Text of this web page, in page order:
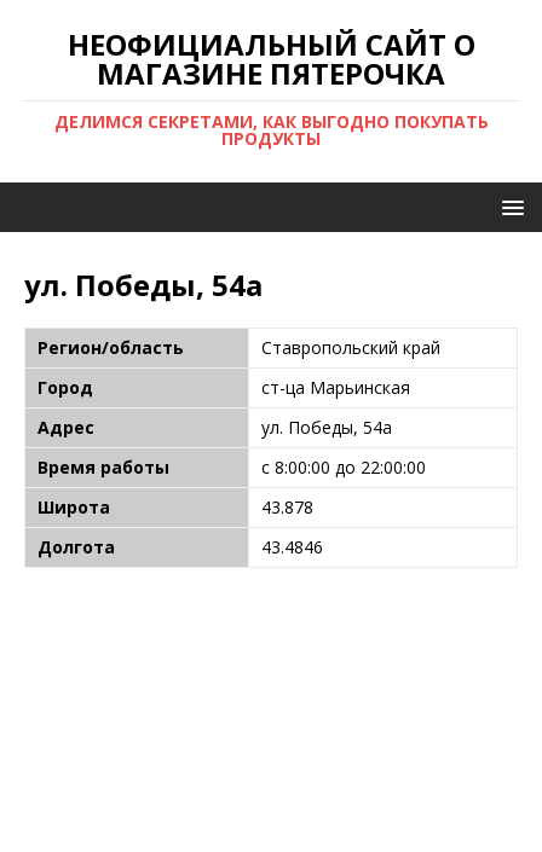
НЕОФИЦИАЛЬНЫЙ САЙТ О
МАГАЗИНЕ ПЯТЕРОЧКА
ДЕЛИМСЯ СЕКРЕТАМИ, КАК ВЫГОДНО ПОКУПАТЬ
ПРОДУКТЫ
ул. Победы, 54а
Регион/область
Ставропольский край
Город
ст-ца Марьинская
Адрес
ул. Победы, 54а
Время работы
с 8:00:00 до 22:00:00
Широта
43.878
Долгота
43.4846